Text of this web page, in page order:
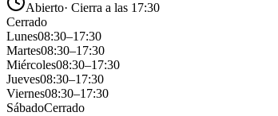
Abierto· Cierra a las 17:30
Cerrado
Lunes08:30–17:30
Martes08:30–17:30
Miércoles08:30–17:30
Jueves08:30–17:30
Viernes08:30–17:30
SábadoCerrado